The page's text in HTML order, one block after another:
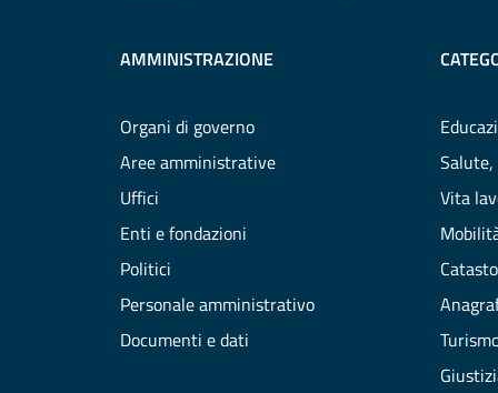
AMMINISTRAZIONE
Organi di governo
Aree amministrative
Uffici
Enti e fondazioni
Politici
Personale amministrativo
Documenti e dati
Salute,
Vita